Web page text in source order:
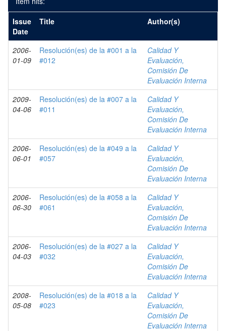
Issue
Date
Title Author(s)
2006-
01-09
Resolución(es) de la #001 a la
#012
Calidad Y
Evaluación,
Comisión De
Evaluación Interna
2009-
04-06
Resolución(es) de la #007 a la
#011
Calidad Y
Evaluación,
Comisión De
Evaluación Interna
2006-
06-01
Resolución(es) de la #049 a la
#057
Calidad Y
Evaluación,
Comisión De
Evaluación Interna
2006-
06-30
Resolución(es) de la #058 a la
#061
Calidad Y
Evaluación,
Comisión De
Evaluación Interna
2006-
04-03
Resolución(es) de la #027 a la
#032
Calidad Y
Evaluación,
Comisión De
Evaluación Interna
2008-
05-08
Resolución(es) de la #018 a la
#023
Calidad Y
Evaluación,
Comisión De
Evaluación Interna